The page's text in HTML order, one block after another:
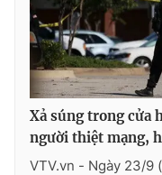
Xả súng trong cửa
người thiệt mạng,
VTV.vn - Ngày 23/9